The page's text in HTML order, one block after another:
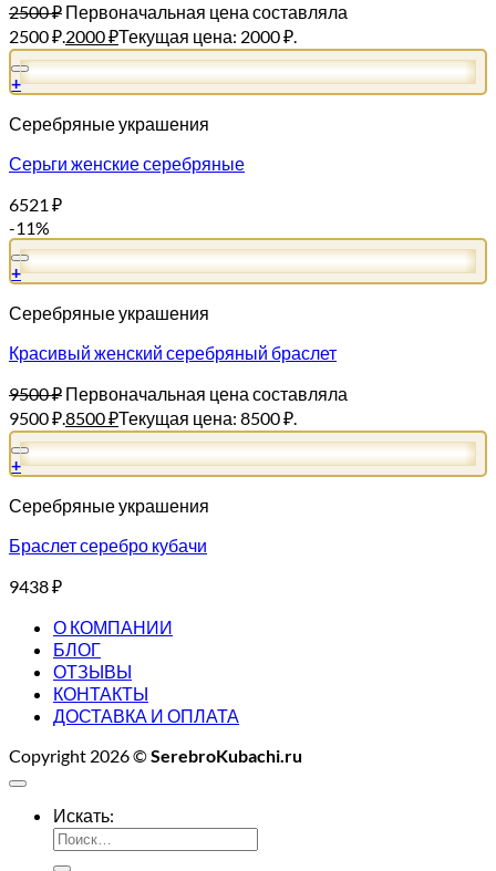
2500₽ Первоначальная цена составляла
2500 ₽.2000₽Текущая цена: 2000 ₽.
+
Серебряные украшения
Серьги женские серебряные
6521 ₽
-11%
+
Серебряные украшения
Красивый женский серебряный браслет
9500₽ Первоначальная цена составляла
9500 ₽.8500₽Текущая цена: 8500 ₽.
+
Серебряные украшения
Браслет серебро кубачи
9438₽
О КОМПАНИИ
БЛОГ
ОТЗЫВЫ
КОНТАКТЫ
ДОСТАВКА И ОПЛАТА
Copyright 2026 ©SerebroKubachi.ru
Искать: